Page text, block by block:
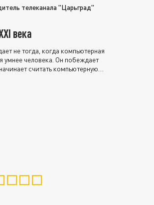
телеканала "Царьград"
века
не тогда, когда компьютерная
умнее человека. Он побеждает
считать компьютерную